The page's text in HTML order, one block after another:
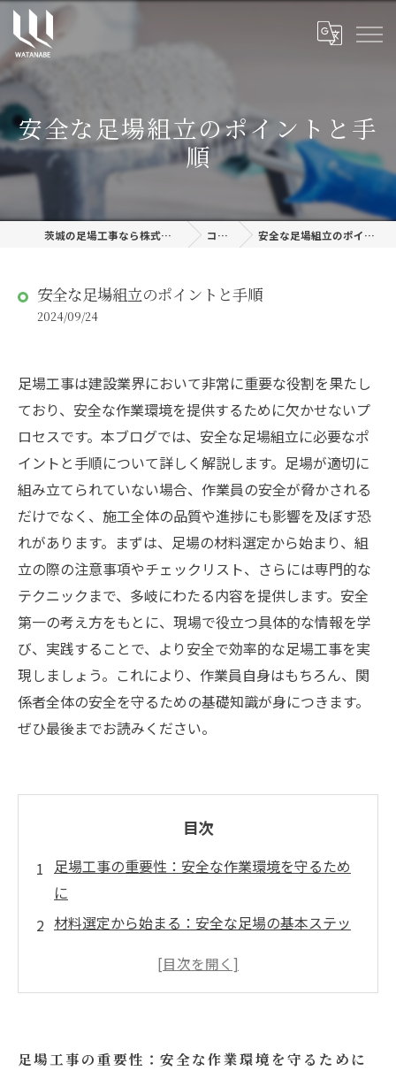
安全な足場組立のポイントと手
順
茨城の足場工事なら株式会社渡邊建設 コラム 安全な足場組立のポイントと手順
安全な足場組立のポイントと手順
2024/09/24
足場工事は建設業界において非常に重要な役割を果たし
ており、安全な作業環境を提供するために欠かせないプ
ロセスです。本ブログでは、安全な足場組立に必要なポ
イントと手順について詳しく解説します。足場が適切に
組み立てられていない場合、作業員の安全が脅かされる
だけでなく、施工全体の品質や進捗にも影響を及ぼす恐
れがあります。まずは、足場の材料選定から始まり、組
立の際の注意事項やチェックリスト、さらには専門的な
テクニックまで、多岐にわたる内容を提供します。安全
第一の考え方をもとに、現場で役立つ具体的な情報を学
び、実践することで、より安全で効率的な足場工事を実
現しましょう。これにより、作業員自身はもちろん、関
係者全体の安全を守るための基礎知識が身につきます。
ぜひ最後までお読みください。
目次
足場工事の重要性：安全な作業環境を守るため
に
材料選定から始まる：安全な足場の基本ステッ
組み立ての注意事項：安全第一を実現するため
の知恵
足場工事の重要性：安全な作業環境を守るために